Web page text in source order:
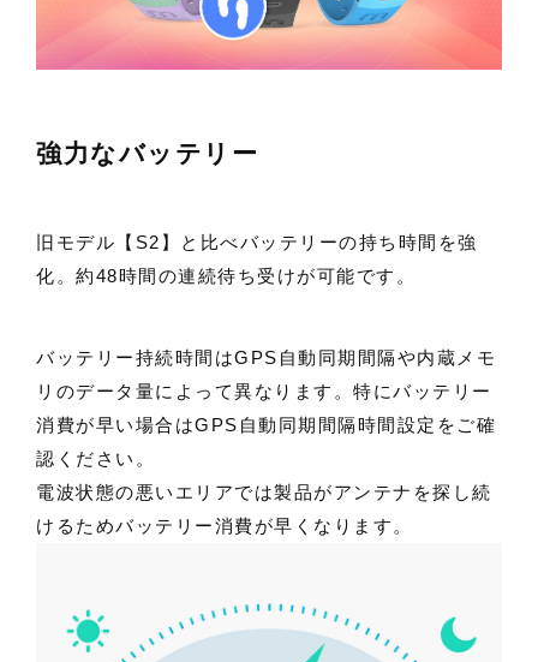
強力なバッテリー
旧モデル【S2】と比べバッテリーの持ち時間を強
化。約48時間の連続待ち受けが可能です。
バッテリー持続時間はGPS自動同期間隔や内蔵メモ
リのデータ量によって異なります。特にバッテリー
消費が早い場合はGPS自動同期間隔時間設定をご確
認ください。
電波状態の悪いエリアでは製品がアンテナを探し続
けるためバッテリー消費が早くなります。